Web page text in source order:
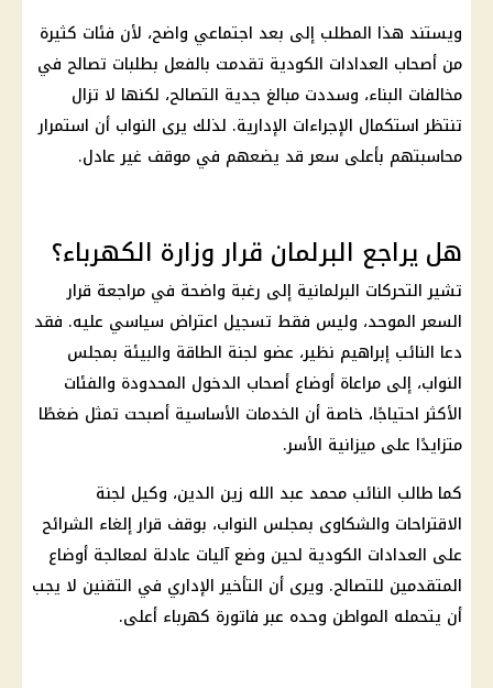
ويستند هذا المطلب إلى بعد اجتماعي واضح، لأن فئات كثيرة
من أصحاب العدادات الكودية تقدمت بالفعل بطلبات تصالح في
مخالفات البناء، وسددت مبالغ جدية التصالح، لكنها لا تزال
تنتظر استكمال الإجراءات الإدارية. لذلك يرى النواب أن استمرار
محاسبتهم بأعلى سعر قد يضعهم في موقف غير عادل.
هل يراجع البرلمان قرار وزارة الكهرباء؟
تشيرالتحركات البرلمانية إلى رغبة واضحة في مراجعة قرار
السعر الموحد، وليس فقط تسجيل اعتراض سياسي عليه. فقد
دعا النائب إبراهيم نظير، عضو لجنة الطاقة والبيئة بمجلس
النواب، إلى مراعاة أوضاع أصحاب الدخول المحدودة والفئات
الأكثر احتياجًا، خاصة أن الخدمات الأساسية أصبحت تمثل ضغطًا
متزايدًا على ميزانية الأسر.
كما طالب النائب محمد عبد الله زين الدين، وكيل لجنة
الاقتراحات والشكاوى بمجلس النواب، بوقف قرار إلغاء الشرائح
على العدادات الكودية لحين وضع آليات عادلة لمعالجة أوضاع
المتقدمين للتصالح. ويرى أن التأخير الإداري في التقنين لا يجب
أن يتحمله المواطن وحده عبرفاتورة كهرباء أعلى.